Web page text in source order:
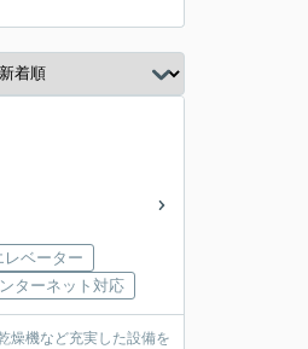
レベーター
ターネット対応
燥機など充実した設備を